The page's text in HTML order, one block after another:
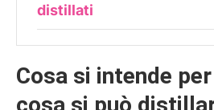
distillati
Il paradiso della grappa
degustazione
Cosa si intende